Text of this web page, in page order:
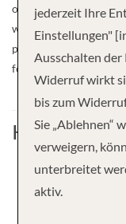
of Dalmatia in style
well as the panorama
pampered and enjoy
four passenger decks.
Kabine
jederzeit Ihre
Einstellungen"
Ausschalten
Widerruf wirkt
bis zum
Sie „Ablehnen“
verweigern,
unterbreitet
aktiv.